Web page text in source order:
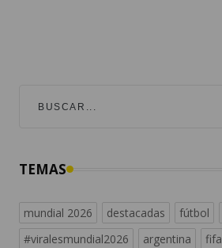
TEMAS
mundial 2026 destacadas fútbol
#viralesmundial2026
argentina fifa